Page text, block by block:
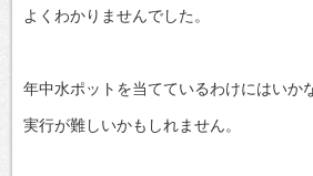
よくわかりませんでした。
年中水ポットを当てているわけにはいか
実行が難しいかもしれません。